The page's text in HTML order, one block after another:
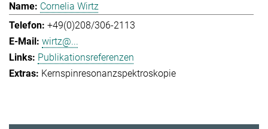
Cornelia Wirtz
+49(0)208/306-2113
wirtz@...
Publikationsreferenzen
Kernspinresonanzspektroskopie